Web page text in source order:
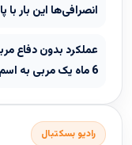
انصرافی‌ها این بار با
عملکرد بدون دفاع
6 ماه یک مربی به اسم «کمک به پایه‌ها» تغییر می‌کند؟
رادیو بسکتبال